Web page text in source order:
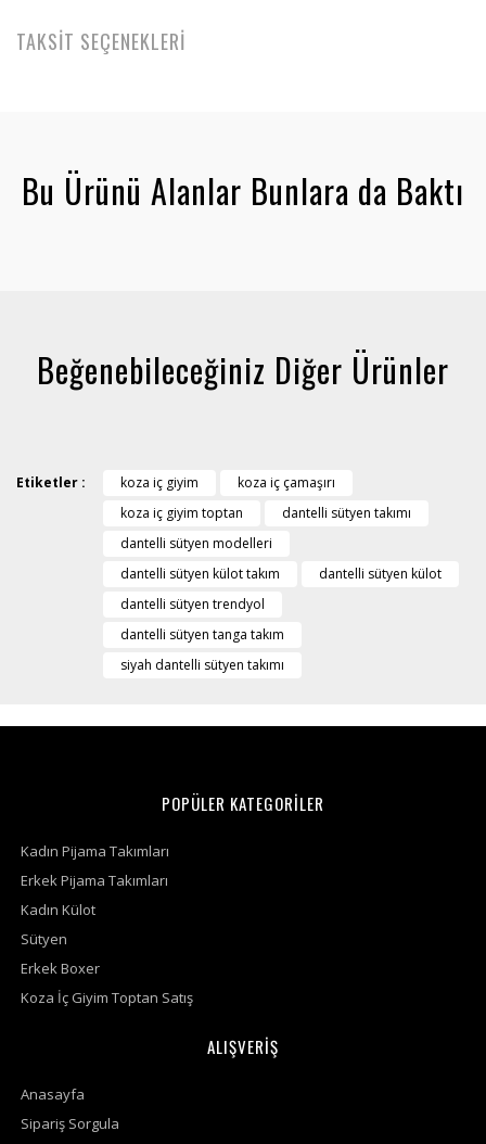
TAKSİT SEÇENEKLERİ
Bu Ürünü Alanlar Bunlara da Baktı
Beğenebileceğiniz Diğer Ürünler
Etiketler : koza iç giyim
koza iç çamaşırı
koza iç giyim toptan
dantelli sütyen takımı
dantelli sütyen modelleri
dantelli sütyen külot takım
dantelli sütyen külot
dantelli sütyen trendyol
dantelli sütyen tanga takım
siyah dantelli sütyen takımı
POPÜLER KATEGORİLER
Kadın Pijama Takımları
Erkek Pijama Takımları
Kadın Külot
Sütyen
Erkek Boxer
Koza İç Giyim Toptan Satış
ALIŞVERİŞ
Anasayfa
Sipariş Sorgula